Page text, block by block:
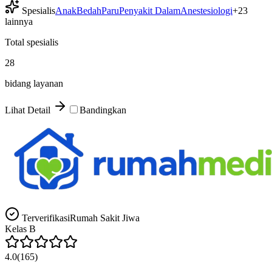
SpesialisAnakBedahParuPenyakit DalamAnestesiologi+23
lainnya
Total spesialis
28
bidang layanan
Lihat Detail Bandingkan
TerverifikasiRumah Sakit Jiwa
Kelas B
4.0(165)